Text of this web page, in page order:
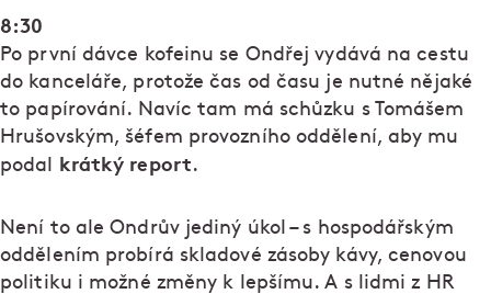
8:30
Po první dávce kofeinu se Ondřej vydává na cestu
do kanceláře, protože čas od času je nutné nějaké
to papírování. Navíc tam má schůzku s Tomášem
Hrušovským, šéfem provozního oddělení, aby mu
podal krátký report.
Není to ale Ondrův jediný úkol – s hospodářským
oddělením probírá skladové zásoby kávy, cenovou
politiku i možné změny k lepšímu. A s lidmi z HR